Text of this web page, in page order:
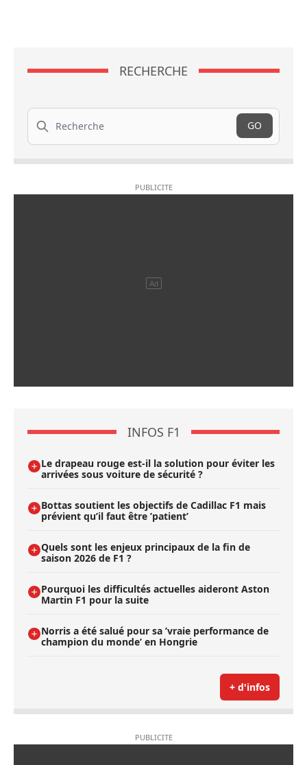
RECHERCHE
Recherche
GO
INFOS F1
Le drapeau rouge est-il la solution pour éviter les
arrivées sous voiture de sécurité ?
Bottas soutient les objectifs de Cadillac F1 mais
prévient qu’il faut être ’patient’
Quels sont les enjeux principaux de la fin de
saison 2026 de F1 ?
Pourquoi les difficultés actuelles aideront Aston
Martin F1 pour la suite
Norris a été salué pour sa ’vraie performance de
champion du monde’ en Hongrie
+ d'infos